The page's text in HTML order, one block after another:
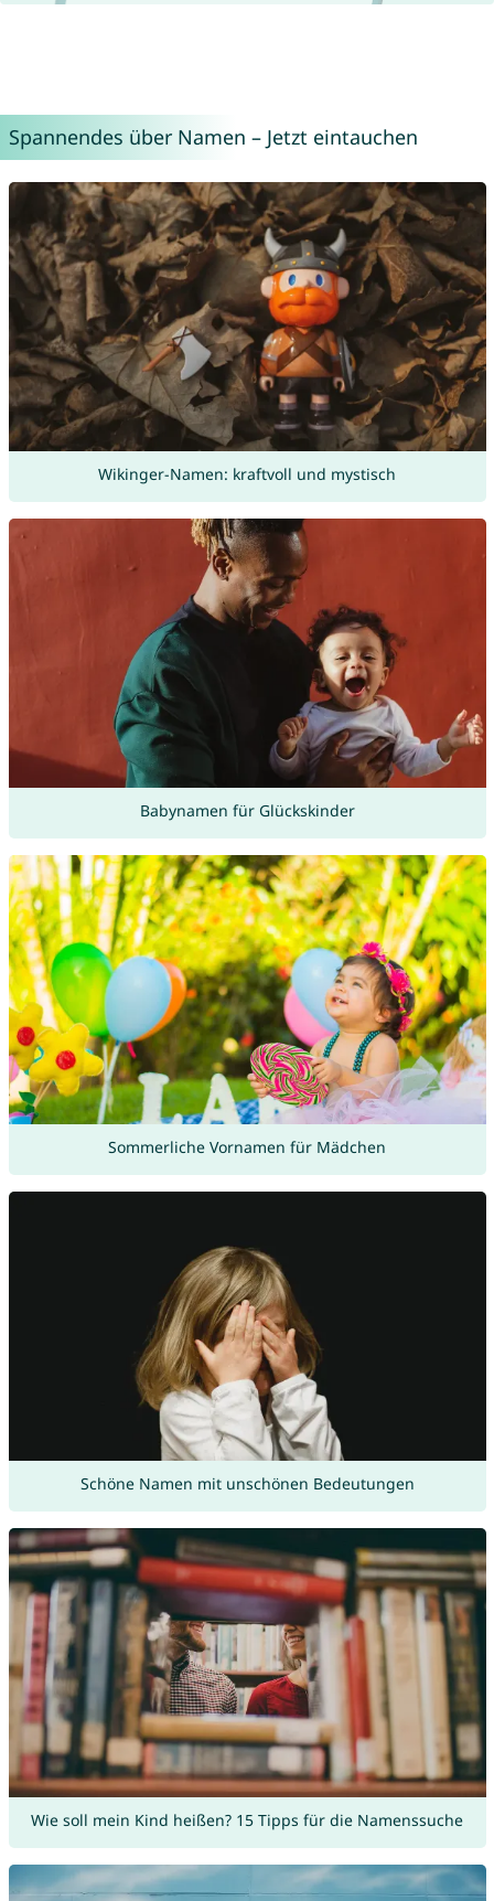
Spannendes über Namen – Jetzt eintauchen
Wikinger-Namen: kraftvoll und mystisch
Babynamen für Glückskinder
Sommerliche Vornamen für Mädchen
Schöne Namen mit unschönen Bedeutungen
Wie soll mein Kind heißen? 15 Tipps für die Namenssuche